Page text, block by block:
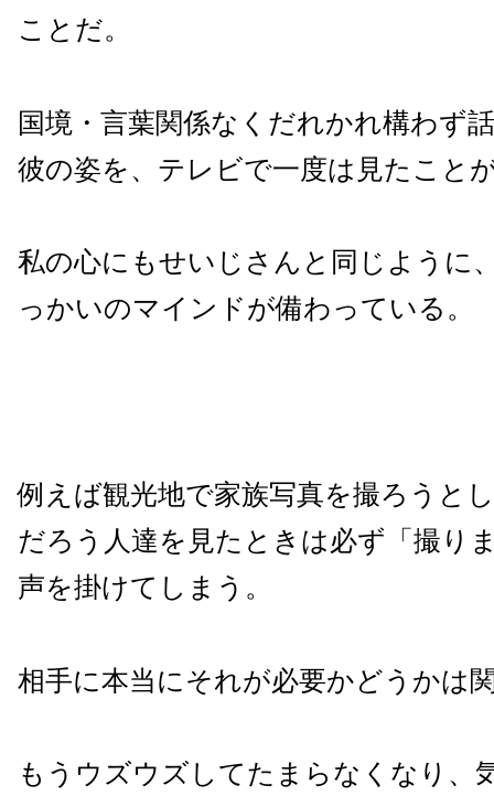
ことだ。
国境・言葉関係なくだれかれ構わず
彼の姿を、テレビで一度は見たこと
私の心にもせいじさんと同じように
っかいのマインドが備わっている。
例えば観光地で家族写真を撮ろうと
だろう人達を見たときは必ず「撮り
声を掛けてしまう。
相手に本当にそれが必要かどうかは
もうウズウズしてたまらなくなり、